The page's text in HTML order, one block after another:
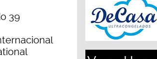
39